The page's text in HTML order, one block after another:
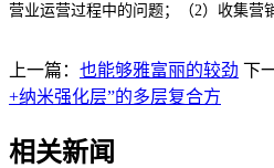
营业运营过程中的问题；（2）收集营
上一篇： 也能够雅富丽的较劲 下
+纳米强化层”的多层复合方
相关新闻